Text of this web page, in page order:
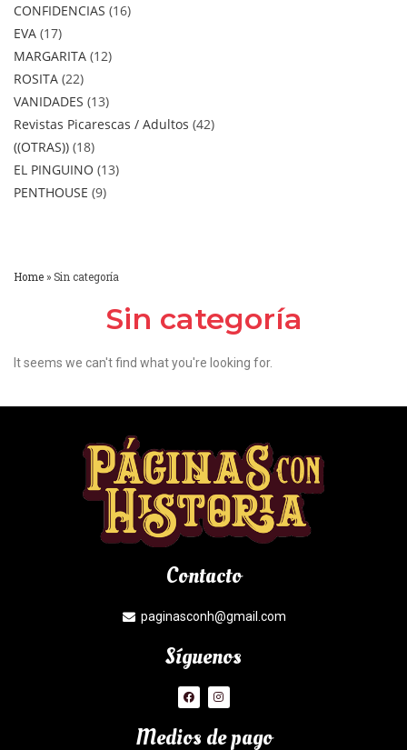
CONFIDENCIAS 16
EVA 17
MARGARITA 12
ROSITA 22
VANIDADES 13
Revistas Picarescas / Adultos 42
((OTRAS)) 18
EL PINGUINO 13
PENTHOUSE 9
Home » Sin categoría
Sin categoría
It seems we can't find what you're looking for.
Contacto
paginasconh@gmail.com
Síguenos
Medios de pago